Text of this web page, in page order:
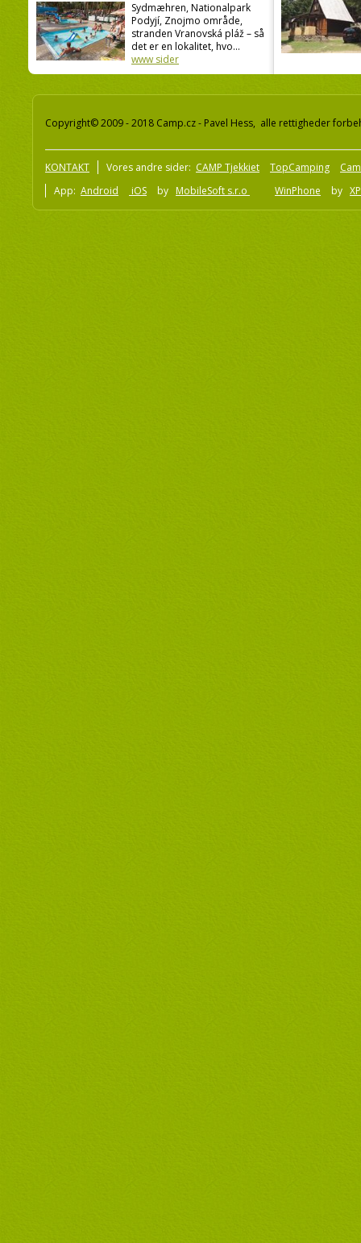
Sydmæhren, Nationalpark
Podyjí, Znojmo område,
stranden Vranovská pláž – så
det er en lokalitet, hvo...
www sider
Copyright© 2009 - 2018 Camp.cz - Pavel Hess, alle rettigheder
KONTAKT Vores andre sider: CAMP Tjekkiet TopCamping
App: Android iOS by MobileSoft s.r.o WinPhone by